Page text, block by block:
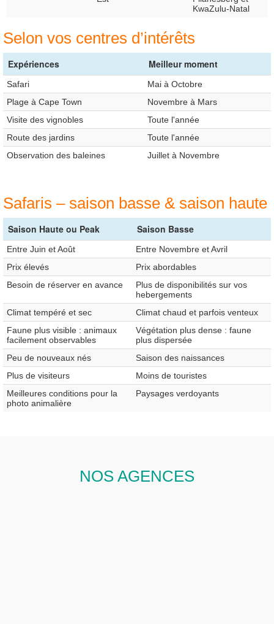
KwaZulu-Natal
Selon vos centres d’intérêts
Expériences Meilleur moment
Safari
Mai à Octobre
Plage à Cape Town
Novembre à Mars
Visite des vignobles
Toute l'année
Route des jardins
Toute l'année
Observation des baleines
Juillet à Novembre
Safaris – saison basse & saison haute
Saison Haute ou Peak Saison Basse
Entre Juin et Août
Entre Novembre et Avril
Prix élevés
Prix abordables
Besoin de réserver en avance
Plus de disponibilités sur vos
hebergements
Climat tempéré et sec
Climat chaud et parfois venteux
Faune plus visible : animaux
facilement observables
Végétation plus dense : faune
plus dispersée
Peu de nouveaux nés
Saison des naissances
Plus de visiteurs
Moins de touristes
Meilleures conditions pour la
photo animalière
Paysages verdoyants
NOS AGENCES